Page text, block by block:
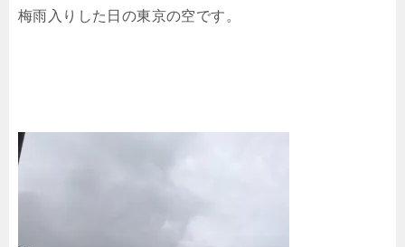
梅雨入りした日の東京の空です。